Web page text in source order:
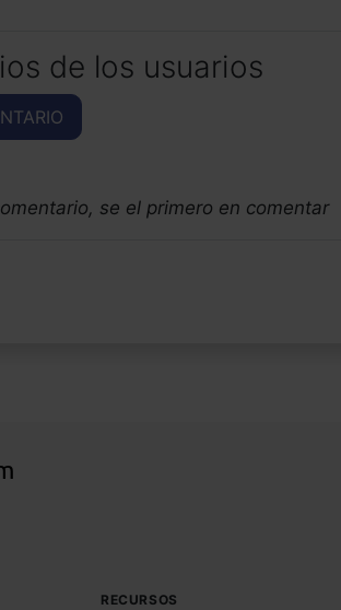
de los usuarios
se el primero en comentar
RECURSOS